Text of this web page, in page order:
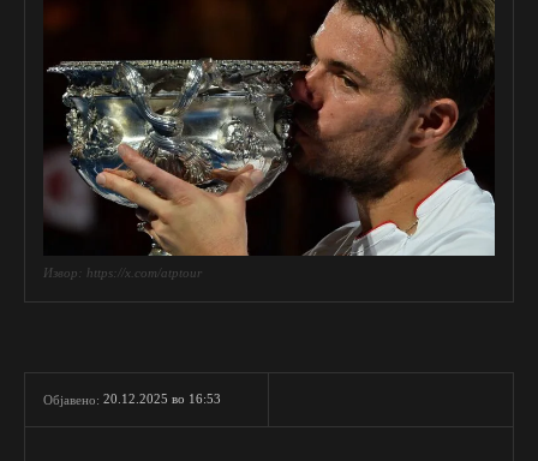
Извор: https://x.com/atptour
Објавено: 20.12.2025 во 16:53